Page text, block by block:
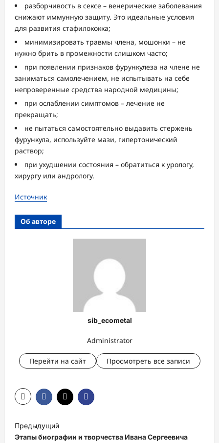
разборчивость в сексе – венерические заболевания
снижают иммунную защиту. Это идеальные условия
для развития стафилококка;
минимизировать травмы члена, мошонки – не
нужно брить в промежности слишком часто;
при появлении признаков фурункулеза на члене не
заниматься самолечением, не испытывать на себе
непроверенные средства народной медицины;
при ослаблении симптомов – лечение не
прекращать;
не пытаться самостоятельно выдавить стержень
фурункула, используйте мази, гипертонический
раствор;
при ухудшении состояния – обратиться к урологу,
хирургу или андрологу.
Источник
Об авторе
sib_ecometal
Administrator
Перейти на сайт Просмотреть все записи
а
Предыдущий
Этапы биографии и творчества Ивана Сергеевича